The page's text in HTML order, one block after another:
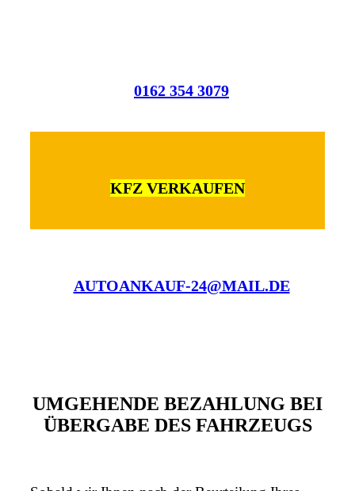
0162 354 3079
KFZ VERKAUFEN
AUTOANKAUF-24@MAIL.DE
UMGEHENDE BEZAHLUNG BEI
ÜBERGABE DES FAHRZEUGS